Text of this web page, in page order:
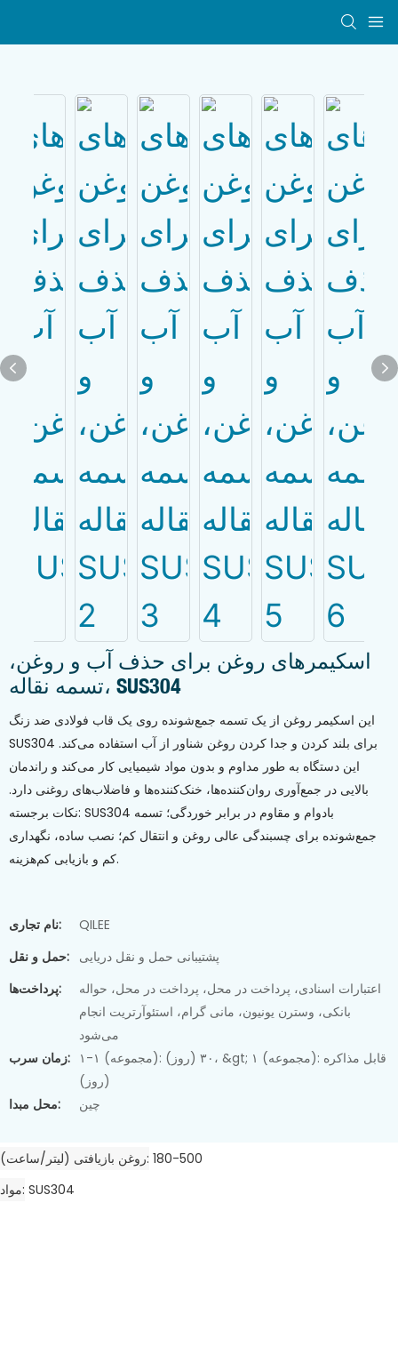
اسکیمرهای روغن برای حذف آب و روغن،
تسمه نقاله، SUS304
این اسکیمر روغن از یک تسمه جمع‌شونده روی یک قاب فولادی ضد زنگ
SUS304 برای بلند کردن و جدا کردن روغن شناور از آب استفاده می‌کند.
این دستگاه به طور مداوم و بدون مواد شیمیایی کار می‌کند و راندمان
بالایی در جمع‌آوری روان‌کننده‌ها، خنک‌کننده‌ها و فاضلاب‌های روغنی دارد.
نکات برجسته: SUS304 بادوام و مقاوم در برابر خوردگی؛ تسمه
جمع‌شونده برای چسبندگی عالی روغن و انتقال کم؛ نصب ساده، نگهداری
کم و بازیابی کم‌هزینه.
نام تجاری:
QILEE
حمل و نقل: پشتیبانی حمل و نقل دریایی
پرداخت‌ها:
اعتبارات اسنادی، پرداخت در محل، پرداخت در محل، حواله
بانکی، وسترن یونیون، مانی گرام، استئوآرتریت انجام
می‌شود
زمان سرب: ۱-۱ (مجموعه): ۳۰ (روز)، &gt; ۱ (مجموعه): قابل مذاکره
(روز)
محل مبدا:
چین
روغن بازیافتی (لیتر/ساعت) 180-500
مواد SUS304